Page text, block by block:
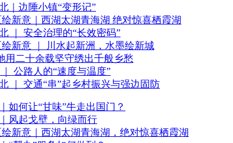
｜边陲小镇“变形记”
绘新意｜西湖太湖青海湖 绝对惊喜栖霞湖
｜ 安全治理的“长效密码”
绘新意 ｜ 川水起新洲，水墨绘新城
用二十余载坚守绣出千般乡愁
公路人的“速度与温度”
｜ 交通“串”起乡村振兴与强边固防
如何让“甘味”牛走出国门？
风起戈壁，向绿而行
绘新意｜西湖太湖青海湖，绝对惊喜栖霞湖